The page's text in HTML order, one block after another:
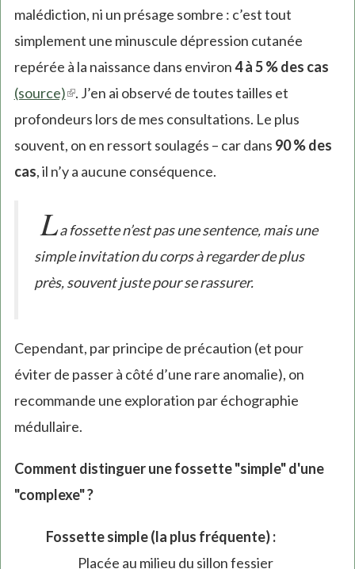
malédiction, ni un présage sombre : c’est tout
simplement une minuscule dépression cutanée
repérée à la naissance dans environ4 à 5 % des cas
(source)(link
is
external)
. J’en ai observé de toutes tailles et
profondeurs lors de mes consultations. Le plus
souvent, on en ressort soulagés – car dans 90 % des
cas, il n’y a aucune conséquence.
La fossette n’est pas une sentence, mais une
simple invitation du corps à regarder de plus
près, souvent juste pour se rassurer.
Cependant, par principe de précaution (et pour
éviter de passer à côté d’une rare anomalie), on
recommande une exploration par échographie
médullaire.
Comment distinguer une fossette "simple" d'une
"complexe" ?
Fossette simple (la plus fréquente) :
Placée au milieu du sillon fessier